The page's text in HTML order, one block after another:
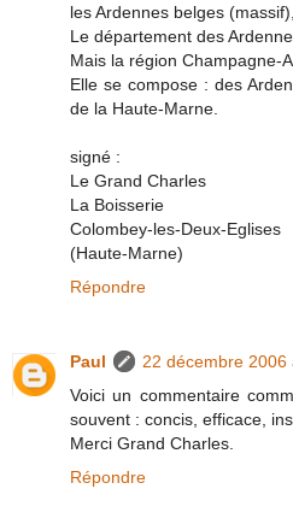
les Ardennes belges (massif),
Le département des
Mais la région Champagne-
Elle se compose : des
de la Haute-Marne.
signé :
Le Grand Charles
La Boisserie
Colombey-les-Deux-Eglises
(Haute-Marne)
Répondre
Paul
22 décembre 2006
Voici un commentaire
souvent : concis, efficace,
Merci Grand Charles.
Répondre